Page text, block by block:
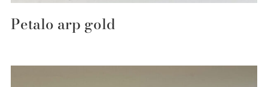
Petalo arp gold